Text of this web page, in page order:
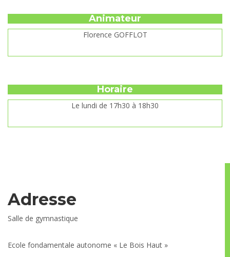
Animateur
Florence GOFFLOT
Horaire
Le lundi de 17h30 à 18h30
Adresse
Salle de gymnastique
Ecole fondamentale autonome « Le Bois Haut »